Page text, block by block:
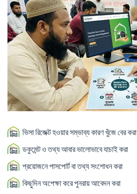
ভিসা রিজেক্ট হওয়ার সম্ভাব্য কারণ খুঁজে বের করা
ডকুমেন্ট ও তথ্য আবার ভালোভাবে যাচাই করা
প্রয়োজনে পাসপোর্ট বা তথ্য সংশোধন করা
কিছুদিন অপেক্ষা করে পুনরায় আবেদন করা